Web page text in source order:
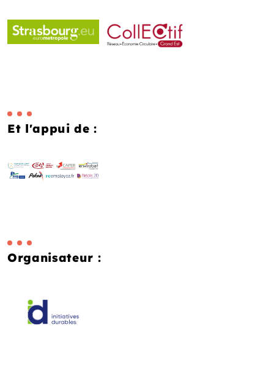
Et l'appui de :
Organisateur :